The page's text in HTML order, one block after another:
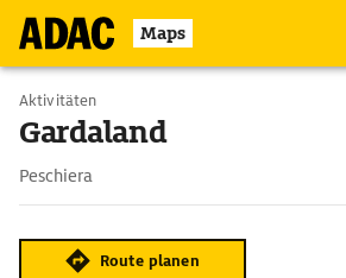
Maps
Aktivitäten
Gardaland
Peschiera
Route planen